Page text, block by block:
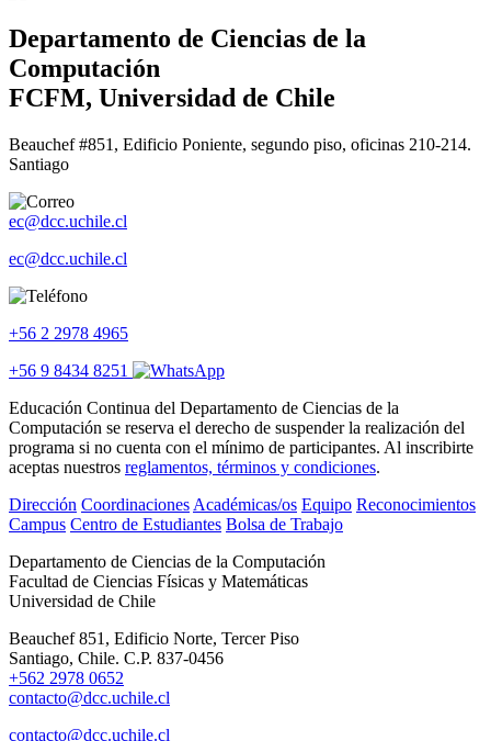
Departamento de Ciencias de la
Computación
FCFM, Universidad de Chile
Beauchef #851, Edificio Poniente, segundo piso, oficinas 210-214.
Santiago
ec@dcc.uchile.cl
ec@dcc.uchile.cl
+56 2 2978 4965
+56 9 8434 8251
Educación Continua del Departamento de Ciencias de la
Computación se reserva el derecho de suspender la realización del
programa si no cuenta con el mínimo de participantes. Al inscribirte
aceptas nuestros reglamentos, términos y condiciones.
Dirección Coordinaciones Académicas/os Equipo Reconocimientos
Campus Centro de Estudiantes Bolsa de Trabajo
Departamento de Ciencias de la Computación
Facultad de Ciencias Físicas y Matemáticas
Universidad de Chile
Beauchef 851, Edificio Norte, Tercer Piso
Santiago, Chile. C.P. 837-0456
+562 2978 0652
contacto@dcc.uchile.cl
contacto@dcc.uchile.cl